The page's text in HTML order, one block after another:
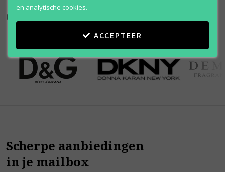
Onze merken
Scherpe aanbiedingen
in je mailbox
en analytische cookies.
ACCEPTEER